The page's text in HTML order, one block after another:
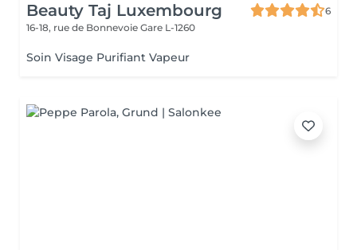
Beauty Taj Luxembourg
6
16-18, rue de Bonnevoie Gare L-1260
Soin Visage Purifiant Vapeur